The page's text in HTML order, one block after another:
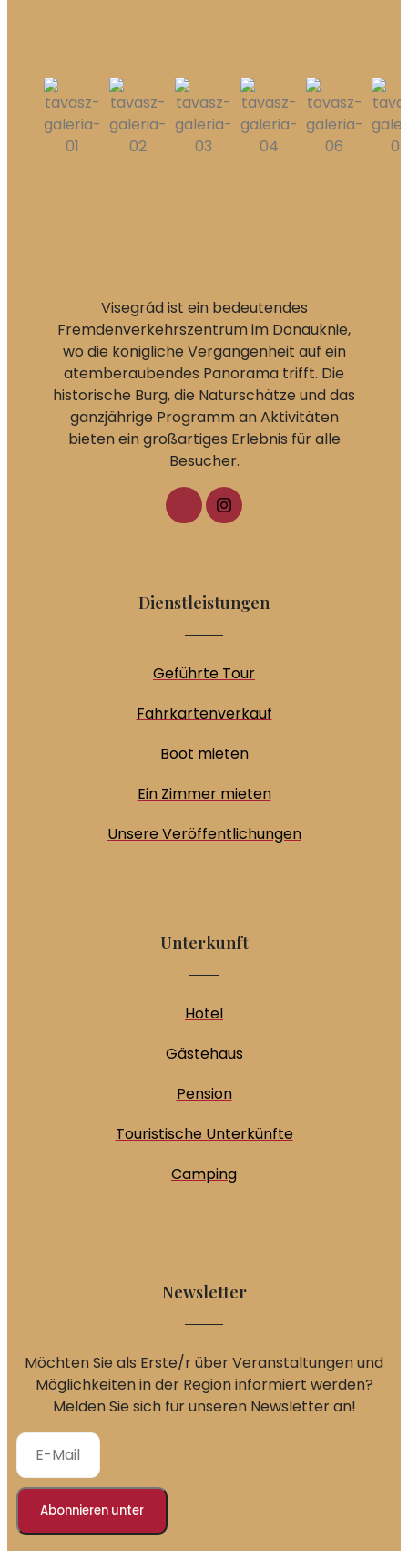
Visegrád ist ein bedeutendes
Fremdenverkehrszentrum im Donauknie,
wo die königliche Vergangenheit auf ein
atemberaubendes Panorama trifft. Die
historische Burg, die Naturschätze und das
ganzjährige Programm an Aktivitäten
bieten ein großartiges Erlebnis für alle
Besucher.
Dienstleistungen
Geführte Tour
Fahrkartenverkauf
Boot mieten
Ein Zimmer mieten
Unsere Veröffentlichungen
Unterkunft
Hotel
Gästehaus
Pension
Touristische Unterkünfte
Camping
Newsletter
Möchten Sie als Erste/r über Veranstaltungen und
Möglichkeiten in der Region informiert werden?
Melden Sie sich für unseren Newsletter an!
Abonnieren unter